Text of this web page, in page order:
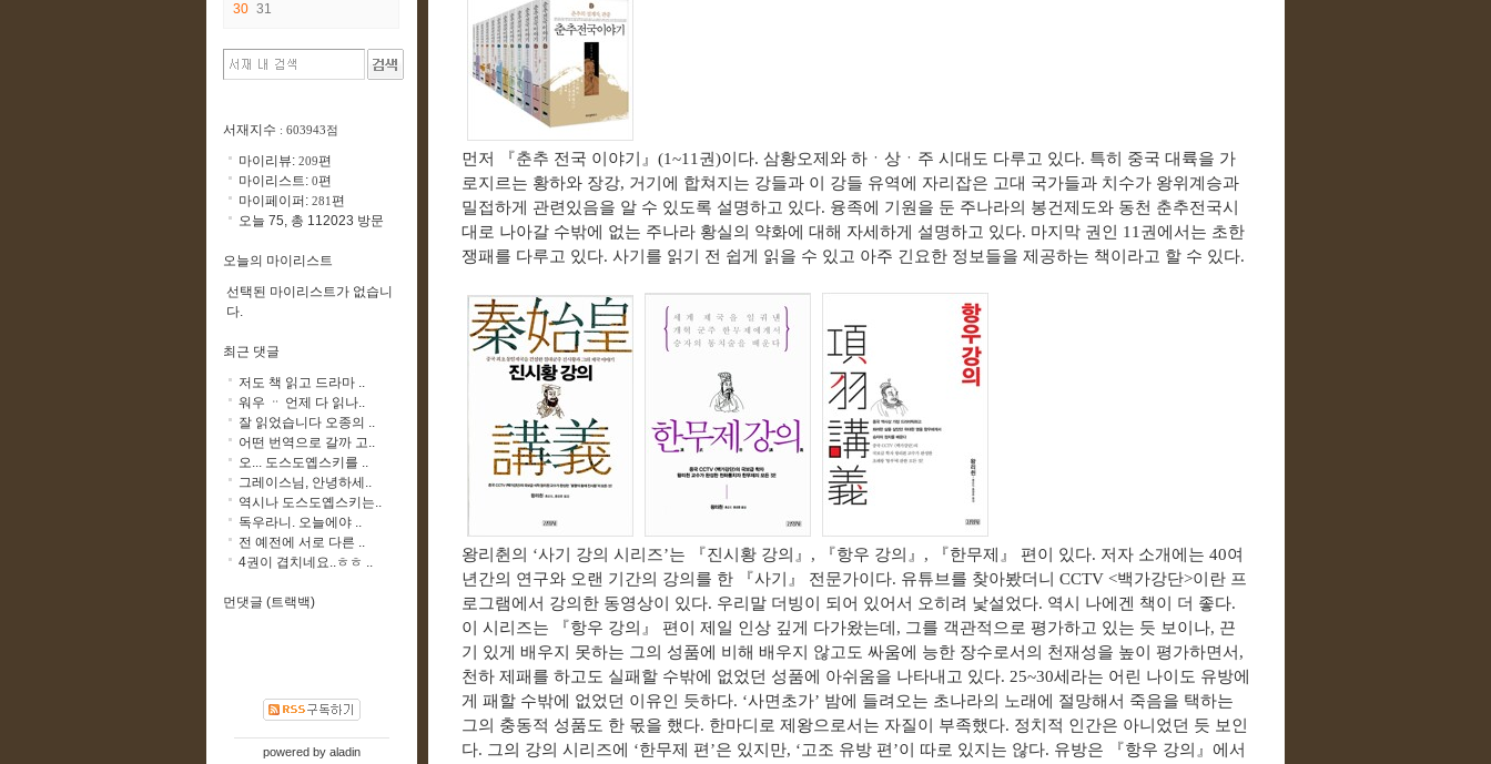
먼저 『춘추 전국 이야기 』 (1~11권)이다. 삼황오제와 하 ㆍ 상 ㆍ 주 시대도 다루고 있다. 특히 중국 대륙을 가
로지르는 황하와 장강, 거기에 합쳐지는 강들과 이 강들 유역에 자리잡은 고대 국가들과 치수가 왕위계승과
밀접하게 관련있음을 알 수 있도록 설명하고 있다. 융족에 기원을 둔 주나라의 봉건제도와 동천 춘추전국시
대로 나아갈 수밖에 없는 주나라 황실의 약화에 대해 자세하게 설명하고 있다. 마지막 권인 11권에서는 초한
쟁패를 다루고 있다. 사기를 읽기 전 쉽게 읽을 수 있고 아주 긴요한 정보들을 제공하는 책이라고 할 수 있다.
왕리췬의 ‘사기 강의 시리즈’는 『진시황 강의 』 , 『항우 강의 』 , 『한무제 』 편이 있다. 저자 소개에는 40여
년간의 연구와 오랜 기간의 강의를 한
『사기 』 전문가이다. 유튜브를 찾아봤더니 CCTV <백가강단>이란 프
로그램에서 강의한 동영상이 있다. 우리말 더빙이 되어 있어서 오히려 낯설었다. 역시 나에겐 책이 더 좋다.
이 시리즈는
『항우 강의 』 편이 제일 인상 깊게 다가왔는데 , 그를 객관적으로 평가하고 있는 듯 보이나, 끈
기 있게 배우지 못하는 그의 성품에 비해 배우지 않고도 싸움에 능한 장수로서의 천재성을 높이 평가하면서 ,
천하 제패를 하고도 실패할 수밖에 없었던 성품에 아쉬움을 나타내고 있다. 25~30세라는 어린 나이도 유방에
게 패할 수밖에 없었던 이유인 듯하다. ‘사면초가’ 밤에 들려오는 초나라의 노래에 절망해서 죽음을 택하는
그의 충동적 성품도 한 몫을 했다. 한마디로 제왕으로서는 자질이 부족했다. 정치적 인간은 아니었던 듯 보인
다. 그의 강의 시리즈에 ‘한무제 편’은 있지만, ‘고조 유방 편’이 따로 있지는 않다. 유방은 『항우 강의 』 에서
30 31
서재지수 : 603943점
마이리뷰: 209편
마이리스트: 0편
마이페이퍼: 281편
오늘 75, 총 112023 방문
오늘의 마이리스트
선택된 마이리스트가 없습니
다.
최근 댓글
저도 책 읽고 드라마 ..
워우 ᆢ 언제 다 읽나..
잘 읽었습니다 오종의 ..
어떤 번역으로 갈까 고..
오... 도스도옙스키를 ..
그레이스님, 안녕하세..
역시나 도스도옙스키는..
독우라니. 오늘에야 ..
전 예전에 서로 다른 ..
4권이 겹치네요..ㅎㅎ ..
먼댓글 (트랙백)
powered by aladin